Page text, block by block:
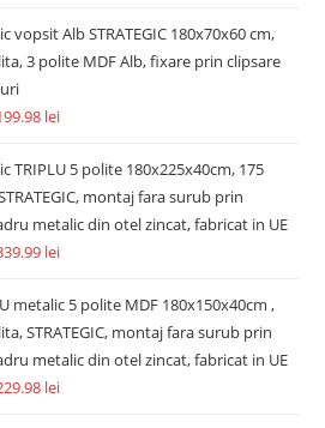
vopsit Alb STRATEGIC 180x70x60 cm,
3 polite MDF Alb, fixare prin clipsare
lei
TRIPLU 5 polite 180x225x40cm, 175
montaj fara surub prin
metalic din otel zincat, fabricat in UE
lei
metalic 5 polite MDF 180x150x40cm ,
STRATEGIC, montaj fara surub prin
metalic din otel zincat, fabricat in UE
lei